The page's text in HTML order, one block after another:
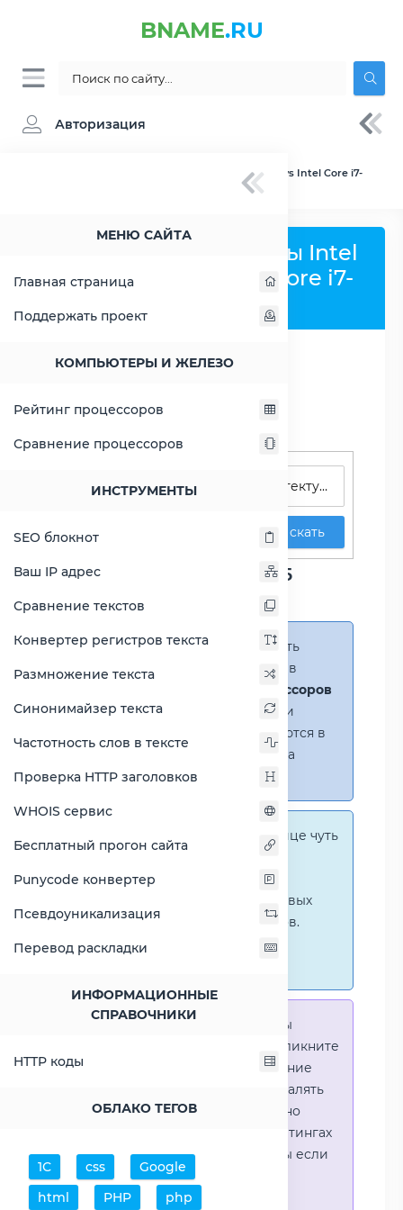
BNAME.RU
Авторизация
МЕНЮ САЙТА
Главная страница
Поддержать проект
КОМПЬЮТЕРЫ И ЖЕЛЕЗО
Рейтинг процессоров
Сравнение процессоров
ИНСТРУМЕНТЫ
SEO блокнот
Ваш IP адрес
Сравнение текстов
Конвертер регистров текста
Размножение текста
Синонимайзер текста
Частотность слов в тексте
Проверка HTTP заголовков
WHOIS сервис
Бесплатный прогон сайта
Punycode конвертер
Псевдоуникализация
Перевод раскладки
ИНФОРМАЦИОННЫЕ
СПРАВОЧНИКИ
HTTP коды
ОБЛАКО ТЕГОВ
1С css
Google
html
PHP
php
» Сравнение Intel Core i3-10105 vs Intel Core i7-
Сравнить процессоры Intel
Core i3-10105 и Intel Core i7-
Поиск процессоров
Искать
Сравнение Core i3-10105
против Core i7-11700KF
Справка:Можно добавить
несколько процессоров в
(до 14 процессоров
в таблице)
. В случае если
процессоры не помещаются в
таблицу, появится полоса
прокрутки.
На этой странице чуть
графические сравнения
количественных и числовых
параметров процессоров.
Перейти к наглядным
Справка:Для того что-бы
выделить процессор - кликните
на его название. Выделение
позволяет выборочно удалять
процессоры или наглядно
видеть результаты в рейтингах
(Во избежении путаницы если
в таблице несколько
процессоров)